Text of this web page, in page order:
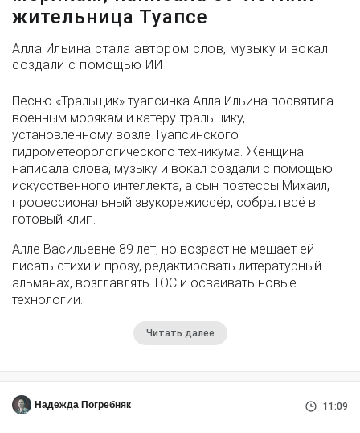
жительница Туапсе
Алла Ильина стала автором слов, музыку и вокал
создали с помощью ИИ
Песню «Тральщик» туапсинка Алла Ильина посвятила
военным морякам и катеру-тральщику,
установленному возле Туапсинского
гидрометеорологического техникума. Женщина
написала слова, музыку и вокал создали с помощью
искусственного интеллекта, а сын поэтессы Михаил,
профессиональный звукорежиссёр, собрал всё в
готовый клип.
Алле Васильевне 89 лет, но возраст не мешает ей
писать стихи и прозу, редактировать литературный
альманах, возглавлять ТОС и осваивать новые
технологии.
Читать далее
Надежда Погребняк 11:09